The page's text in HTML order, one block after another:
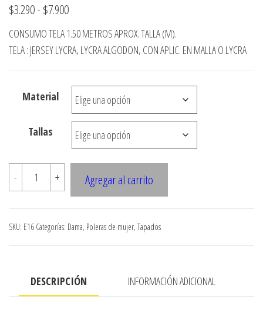
$3.290- $7.900Rango
de
precios:
$3.290
hasta
$7.900
CONSUMO TELA 1.50 METROS APROX. TALLA (M).
TELA : JERSEY LYCRA, LYCRA ALGODON, CON APLIC. EN MALLA O LYCRA
Material
Tallas
-
TAPADO
cantidad
+ Agregar al carrito
SKU: E16 Categorías: Dama, Poleras de mujer, Tapados
DESCRIPCIÓN INFORMACIÓN ADICIONAL